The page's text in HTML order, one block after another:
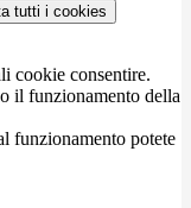
tutti i cookies
cookie consentire.
il funzionamento della
funzionamento potete